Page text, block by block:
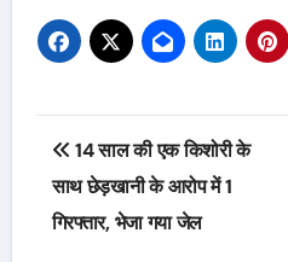
Post
navigation
14 साल की एक किशोरी के
साथ छेड़खानी के आरोप में 1
गिरफ्तार, भेजा गया जेल